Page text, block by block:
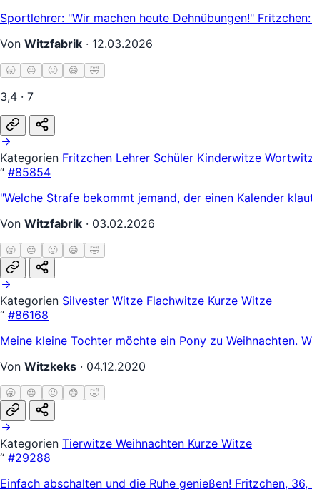
Sportlehrer: "Wir machen heute Dehnübungen!"
Von Witzfabrik · 12.03.2026
🥱 😐 🙂 😄 🤣
3,4 · 7
Kategorien Fritzchen Lehrer Schüler Kinderwitze
“ #85854
"Welche Strafe bekommt jemand, der einen Kalender
Von Witzfabrik · 03.02.2026
🥱 😐 🙂 😄 🤣
Kategorien Silvester Witze Flachwitze Kurze Witze
“ #86168
Meine kleine Tochter möchte ein Pony zu Weihnachten.
Von Witzkeks · 04.12.2020
🥱 😐 🙂 😄 🤣
Kategorien Tierwitze Weihnachten Kurze Witze
“ #29288
Einfach abschalten und die Ruhe genießen! Fritzchen,